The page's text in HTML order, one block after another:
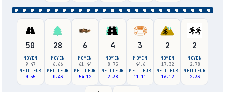
50
MOYEN
9.47
MEILLEUR
0.55
28
MOYEN
6.66
MEILLEUR
0.43
6
MOYEN
61.44
MEILLEUR
54.12
4
MOYEN
8.75
MEILLEUR
2.38
3
MOYEN
44.6
MEILLEUR
11.11
2
MOYEN
17.32
MEILLEUR
16.12
2
MOYEN
2.78
MEILLEUR
2.33